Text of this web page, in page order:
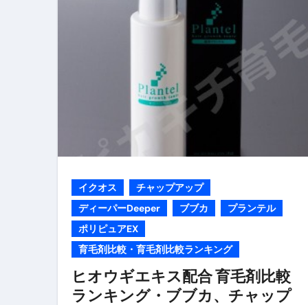
【海外ツアー完全ガイド】ア
新春スペシャルセール完全ガ
【ムームードメイン】 【.site】
梅干しを毎日食べたらどうな
ブルーベリーを毎日食べた
バナナを毎日食べたらどうな
筋トレせずにプロテインを飲
ドメイン取得からホームページ
かいまき（掻巻き）超完全ガイ
【最新版】掛け布団の選び方“
【アシストステッパー】ハン
イクオス
チャップアップ
ディーパーDeeper
ブブカ
プランテル
ポリピュアEX
育毛剤比較・育毛剤比較ランキング
ヒオウギエキス配合 育毛剤比較
ランキング・ブブカ、チャップ